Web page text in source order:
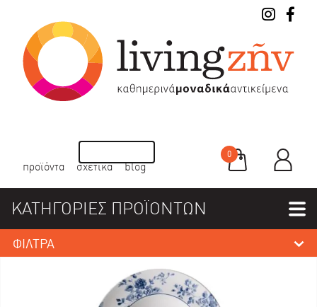
προϊόντα σχετικά blog
0
ΚΑΤΗΓΟΡΙΕΣ ΠΡΟΪΟΝΤΩΝ
ΦΙΛΤΡΑ